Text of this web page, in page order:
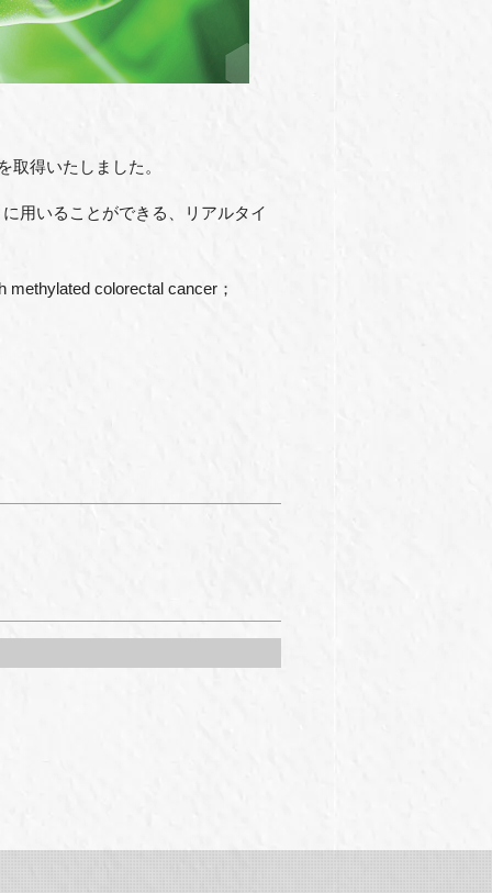
得いたしました。
用いることができる、リアルタイ
methylated colorectal cancer ；